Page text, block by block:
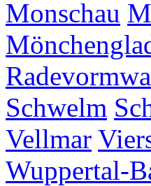
Monschau
Schwelm
Vellmar
Wuppertal-